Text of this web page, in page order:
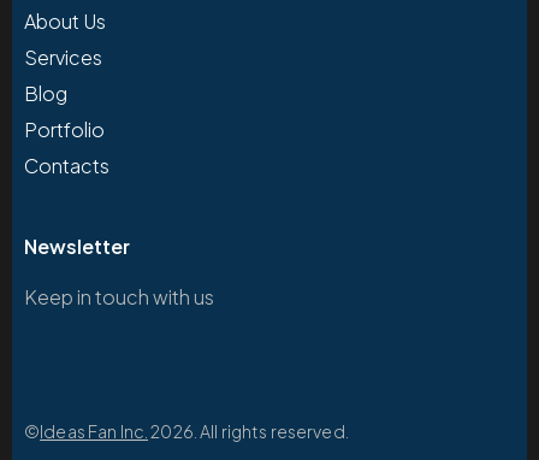
About Us
Services
Blog
Portfolio
Contacts
Newsletter
Keep in touch with us
©Ideas Fan Inc. 2026. All rights reserved.